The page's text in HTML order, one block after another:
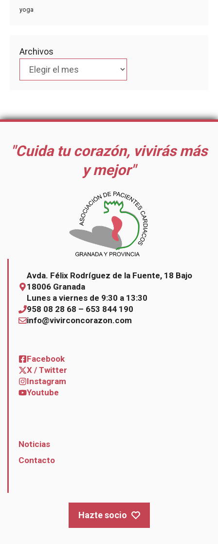
yoga
Archivos
"Cuida tu corazón, vivirás más
y mejor"
Avda. Félix Rodríguez de la Fuente, 18 Bajo
18006 Granada
Lunes a viernes de 9:30 a 13:30
958 08 28 68 – 653 844 190
info@vivirconcorazon.com
Facebook
X / Twitter
Instagram
Youtube
Noticias
Contacto
Hazte socio